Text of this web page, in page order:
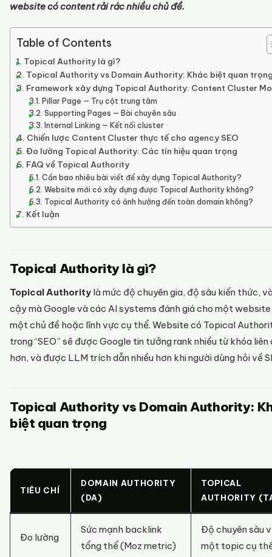
website có content rải rác nhiều chủ đề.
Table of Contents
Topical Authority là gì?
Topical Authority vs Domain Authority: Khác biệt quan
Framework xây dựng Topical Authority: Content Cluster
Pillar Page — Trụ cột trung tâm
Supporting Pages — Bài chuyên sâu
Internal Linking — Kết nối cluster
Chiến lược Content Cluster thực tế cho agency SEO
Đo lường Topical Authority: Các tín hiệu quan trọng
FAQ về Topical Authority
Cần bao nhiêu bài viết để xây dựng Topical Authority?
Website mới có xây dựng được Topical Authority không?
Topical Authority có ảnh hưởng đến toàn domain không?
Kết luận
Topical Authority là gì?
Topical Authority là mức độ chuyên gia, độ sâu kiến thức,
cậy mà Google và các AI systems đánh giá cho một
một chủ đề hoặc lĩnh vực cụ thể. Website có Topical
trong “SEO” sẽ được Google tin tưởng rank nhiều từ khóa liên
hơn, và được LLM trích dẫn nhiều hơn khi người dùng hỏi về
Topical Authority vs Domain Authority:
biệt quan trọng
TIÊU CHÍ
DOMAIN AUTHORITY
(DA)
TOPICAL
AUTHORITY
Đo lường
Sức mạnh backlink
tổng thể (Moz metric)
Độ chuyên sâu
một topic cụ